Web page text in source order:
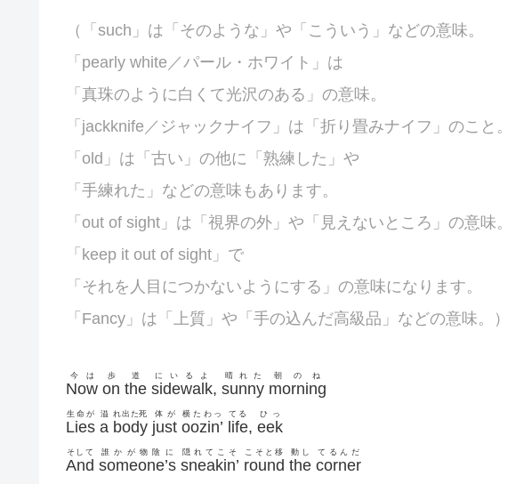
（「such」は「そのような」や「こういう」などの意味。
「pearly white／パール・ホワイト」は
「真珠のように白くて光沢のある」の意味。
「 jackknife／ジャックナイフ」は「折り畳みナイフ」のこと。
「old」は「古い」の他に「熟練した」や
「手練れた」などの意味もあります。
「out of sight」は「視界の外」や「見えないところ」の意味。
「keep it out of sight」で
「それを人目につかないようにする」の意味になります。
「 Fancy」は「上質」や「手の込んだ高級品」などの意味。 ）
Now
今は
on
歩
the
道
sidewalk
にいるよ
, sunny
晴れた
morning
朝のね
Lies
生命が
a
溢
body
れ出た死
just
体が
oozin’
横たわっ
life
てる
, eek
ひっ
And
そして
someone’s
誰かが物陰に
sneakin’
隠れてこそ
round
こそと移
the
動し
corner
てるんだ